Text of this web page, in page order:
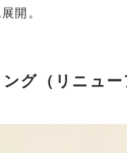
開。
グ（リニュ